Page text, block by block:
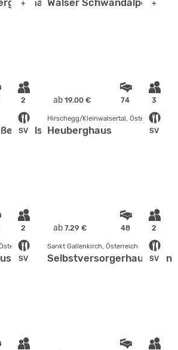
+ +
2
SV
Walsertal
ab 19.00 € 74 3
SV
Hirschegg/Kleinwalsertal, Österreich
Heuberghaus
2
SV
ab 7.29 € 48 2
SV
Sankt Gallenkirch, Österreich
Selbstversorgerhaus